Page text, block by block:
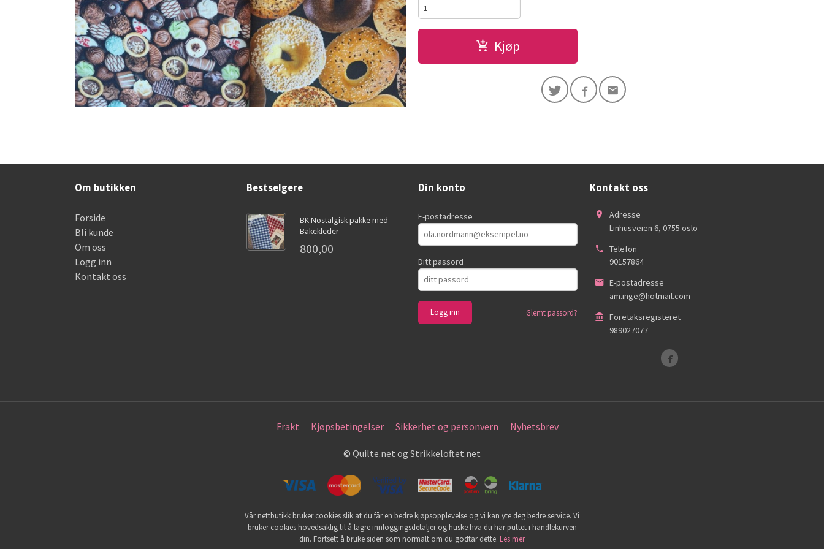
Kjøp
Om butikken
Forside
Bli kunde
Om oss
Logg inn
Kontakt oss
Bestselgere
BK Nostalgisk pakke med
Bakekleder
800,00
Din konto
E-postadresse
Ditt passord
Glemt passord?
Kontakt oss
Adresse
Linhusveien 6, 0755 oslo
Telefon
90157864
E-postadresse
am.inge@hotmail.com
Foretaksregisteret
989027077
Frakt Kjøpsbetingelser Sikkerhet og personvern Nyhetsbrev
© Quilte.net og Strikkeloftet.net
Vår nettbutikk bruker cookies slik at du får en bedre kjøpsopplevelse og vi kan yte deg bedre service. Vi
bruker cookies hovedsaklig til å lagre innloggingsdetaljer og huske hva du har puttet i handlekurven
din. Fortsett å bruke siden som normalt om du godtar dette. Les mer